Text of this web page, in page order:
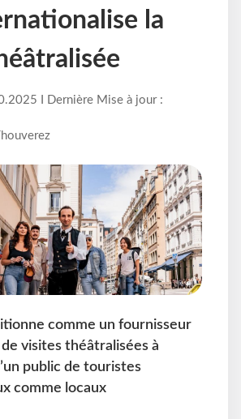
la
I Dernière Mise à jour :
comme un fournisseur
visites théâtralisées à
public de touristes
comme locaux